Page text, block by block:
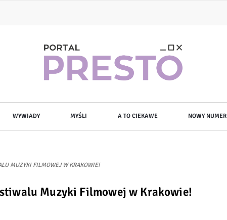
WYWIADY MYŚLI A TO CIEKAWE NOWY NUMER
MUZYKI FILMOWEJ W KRAKOWIE!
Muzyki Filmowej w Krakowie!